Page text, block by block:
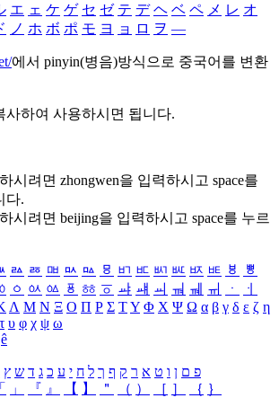
エ ェ ケ ゲ セ ゼ テ デ ヘ ベ ペ メ レ オ
ノ ホ ボ ポ モ ヨ ョ ロ ヲ ―
에서 pinyin(병음)방식으로 중국어를 변환
사하여 사용하시면 됩니다.
시려면 zhongwen을 입력하시고 space를
다.
시려면 beijing을 입력하시고 space를 누르
ㅬ ㅭ ㅮ ㅯ ㅰ ㅱ ㅲ ㅳ ㅴ ㅵ ㅶ ㅷ ㅸ
ㅹ
ㆁ ㆂ ㆃ ㆄ ㆅ ㆆ ㆇ ㆈ ㆉ ㆊ ㆋ ㆌ ㆍ
ㆎ
Λ Μ Ν Ξ Ο Π Ρ Σ ΤΥ Φ Χ Ψ Ω α β γ δ ε ζ η
τ υ φ χ ψ ω
ê
פ ם ן ו ט א ר ק ף ך ל ח י ע כ ג ד ש ץ
「 」 『 』 【 】 ＂ （ ） ［ ］ ｛ ｝